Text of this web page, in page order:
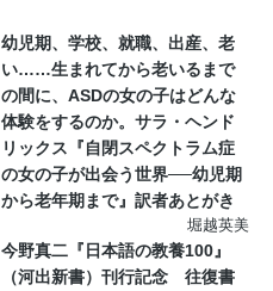
幼児期、学校、就職、出産、老
い……生まれてから老いるまで
の間に、ASDの女の子はどんな
体験をするのか。サラ・ヘンド
リックス『自閉スペクトラム症
の女の子が出会う世界──幼児期
から老年期まで』訳者あとがき
堀越英美
今野真二『日本語の教養100』
（河出新書）刊行記念 往復書